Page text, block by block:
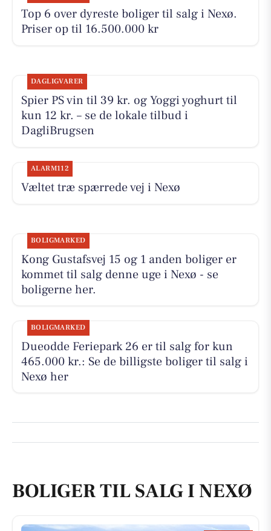
Top 6 over dyreste boliger til salg i Nexø.
Priser op til 16.500.000 kr
DAGLIGVARER
Spier PS vin til 39 kr. og Yoggi yoghurt til
kun 12 kr. – se de lokale tilbud i
DagliBrugsen
ALARM112
Væltet træ spærrede vej i Nexø
BOLIGMARKED
Kong Gustafsvej 15 og 1 anden boliger er
kommet til salg denne uge i Nexø - se
boligerne her.
BOLIGMARKED
Dueodde Feriepark 26 er til salg for kun
465.000 kr.: Se de billigste boliger til salg i
Nexø her
BOLIGER TIL SALG I NEXØ